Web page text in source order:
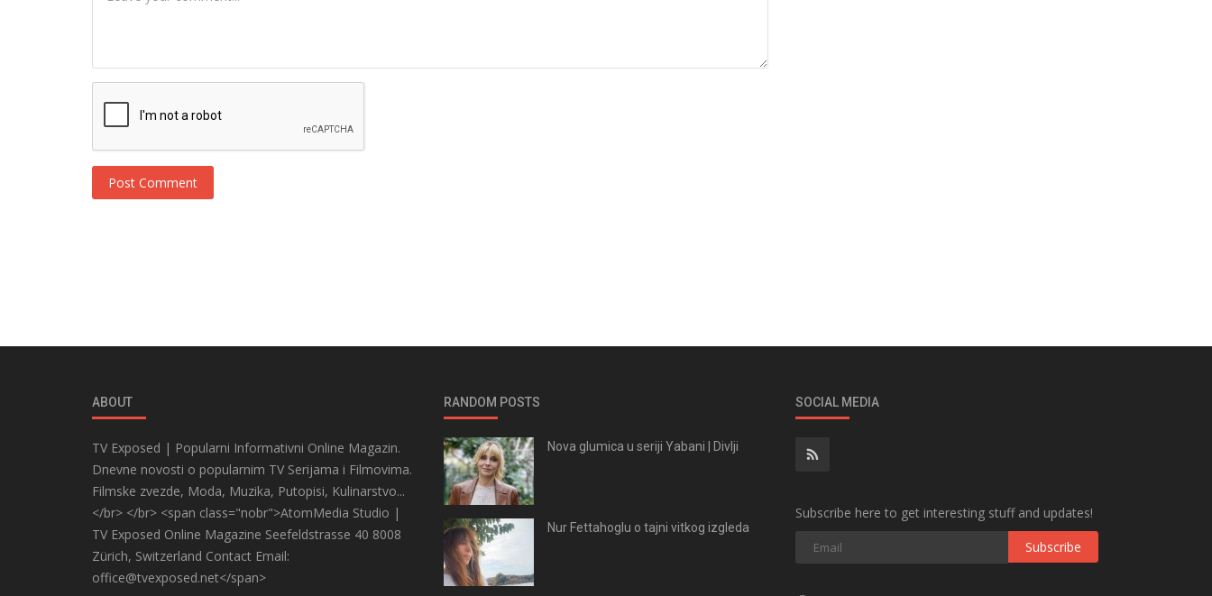
Post Comment
ABOUT
TV Exposed | Popularni Informativni Online Magazin.
Dnevne novosti o popularnim TV Serijama i Filmovima.
Filmske zvezde, Moda, Muzika, Putopisi, Kulinarstvo...
</br> </br> <span class="nobr">AtomMedia Studio |
TV Exposed Online Magazine Seefeldstrasse 40 8008
Zürich, Switzerland Contact Email:
office@tvexposed.net</span>
RANDOM POSTS
Nova glumica u seriji Yabani | Divlji
Nur Fettahoglu o tajni vitkog izgleda
SOCIAL MEDIA
Subscribe here to get interesting stuff and updates!
Subscribe